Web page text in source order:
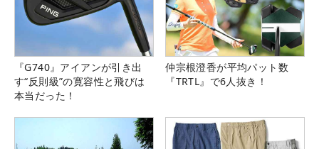
『G740』アイアンが引き出
す“反則級”の寛容性と飛びは
本当だった！
仲宗根澄香が平均パット数
『TRTL』で6人抜き！